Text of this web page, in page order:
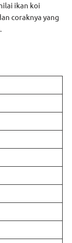
ikan koi
coraknya yang